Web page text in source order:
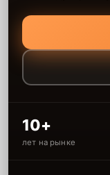
10+
лет на рынке